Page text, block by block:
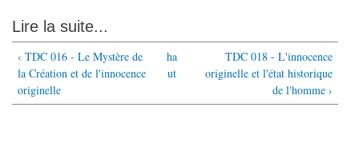
Lire la suite...
‹ TDC 016 - Le Mystère de
la Création et de l'innocence
originelle
ha
ut
TDC 018 - L'innocence
originelle et l'état historique
de l'homme ›